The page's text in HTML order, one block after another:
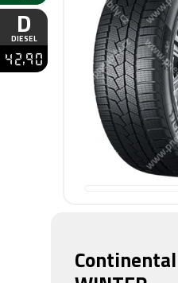
D
DIESEL
42,90
Continental